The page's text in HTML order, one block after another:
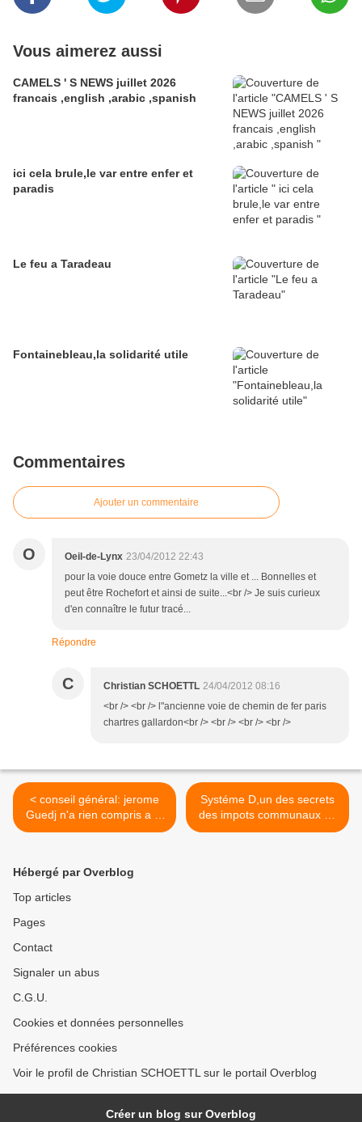
Vous aimerez aussi
CAMELS ' S NEWS juillet 2026
francais ,english ,arabic ,spanish
ici cela brule,le var entre enfer et
paradis
Le feu a Taradeau
Fontainebleau,la solidarité utile
Commentaires
Ajouter un commentaire
O Oeil-de-Lynx 23/04/2012 22:43
pour la voie douce entre Gometz la ville et ... Bonnelles et
peut être Rochefort et ainsi de suite...<br /> Je suis curieux
d'en connaître le futur tracé...
Répondre
C Christian SCHOETTL 24/04/2012 08:16
<br /> <br /> l"ancienne voie de chemin de fer paris
chartres gallardon<br /> <br /> <br /> <br />
< conseil général: jerome
Guedj n'a rien compris a la
démocratie
Systéme D,un des secrets
des impots communaux de
janvry >
Hébergé par Overblog
Top articles
Pages
Contact
Signaler un abus
C.G.U.
Cookies et données personnelles
Préférences cookies
Voir le profil de Christian SCHOETTL sur le portail Overblog
Créer un blog sur Overblog